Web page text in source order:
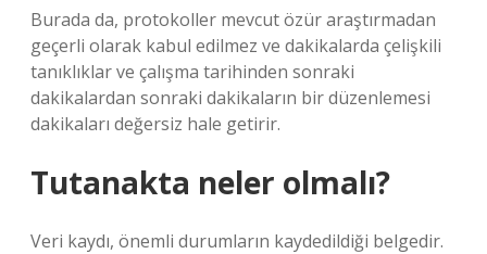
Burada da, protokoller mevcut özür araştırmadan
geçerli olarak kabul edilmez ve dakikalarda çelişkili
tanıklıklar ve çalışma tarihinden sonraki
dakikalardan sonraki dakikaların bir düzenlemesi
dakikaları değersiz hale getirir.
Tutanakta neler olmalı?
Veri kaydı, önemli durumların kaydedildiği belgedir.